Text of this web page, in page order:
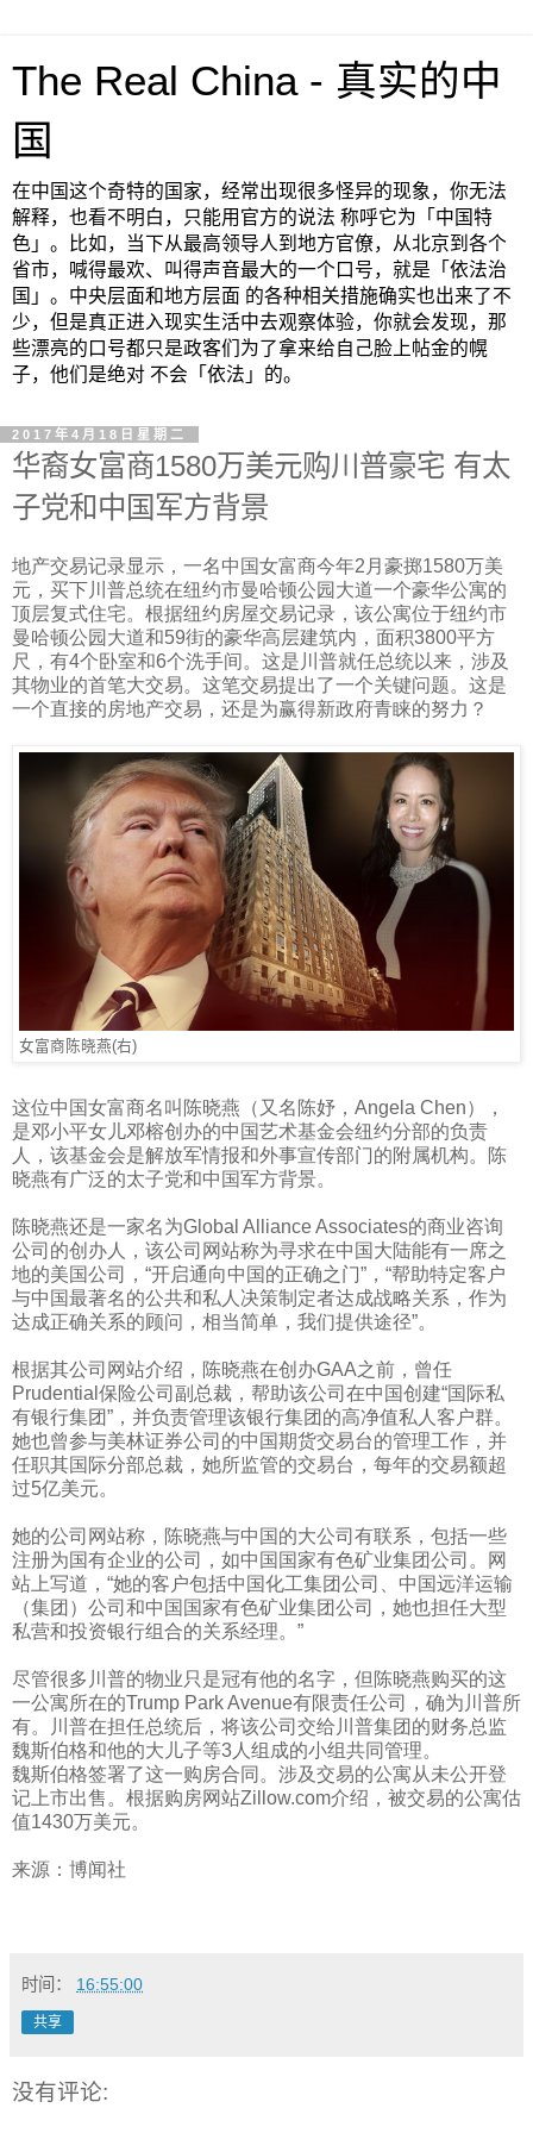
The Real China - 真实的中
国
在中国这个奇特的国家，经常出现很多怪异的现象，你无法
解释，也看不明白，只能用官方的说法 称呼它为「中国特
色」。比如，当下从最高领导人到地方官僚，从北京到各个
省市，喊得最欢、叫得声音最大的一个口号，就是「依法治
国」。中央层面和地方层面 的各种相关措施确实也出来了不
少，但是真正进入现实生活中去观察体验，你就会发现，那
些漂亮的口号都只是政客们为了拿来给自己脸上帖金的幌
子，他们是绝对 不会「依法」的。
2017年4月18日星期二
华裔女富商1580万美元购川普豪宅 有太
子党和中国军方背景
地产交易记录显示，一名中国女富商今年2 月豪掷1580万美
元，买下川普总统在纽约市曼哈顿公园大道一个豪华公寓的
顶层复式住宅。根据纽约房屋交易记录，该公寓位于纽约市
曼哈顿公园大道和59街的豪华高层建筑内，面积3800平方
尺，有4个卧室和6个洗手间。这是川普就任总统以来，涉及
其物业的首笔大交易。这笔交易提出了一个关键问题。这是
一个直接的房地产交易，还是为赢得新政府青睐的努力？
女富商陈晓燕(右)
这位中国女富商名叫陈晓燕（又名陈妤， Angela Chen），
是邓小平女儿邓榕创办的中国艺术基金会纽约分部的负责
人，该基金会是解放军情报和外事宣传部门的附属机构。陈
晓燕有广泛的太子党和中国军方背景。
陈晓燕还是一家名为Global Alliance Associates的商业咨询
公司的创办人，该公司网站称为寻求在中国大陆能有一席之
地的美国公司，“开启通向中国的正确之门”，“帮助特定客户
与中国最著名的公共和私人决策制定者达成战略关系，作为
达成正确关系的顾问，相当简单，我们提供途径”。
根据其公司网站介绍，陈晓燕在创办GAA之前，曾任
Prudential 保险公司副总裁，帮助该公司在中国创建“国际私
有银行集团”，并负责管理该银行集团的高净值私人客户群。
她也曾参与美林证券公司的中国期货交易台的管理工作，并
任职其国际分部总裁，她所监管的交易台，每年的交易额超
过5亿美元。
她的公司网站称，陈晓燕与中国的大公司有联系，包括一些
注册为国有企业的公司，如中国国家有色矿业集团公司。网
站上写道，“她的客户包括中国化工集团公司、中国远洋运输
（集团）公司和中国国家有色矿业集团公司，她也担任大型
私营和投资银行组合的关系经理。”
尽管很多川普的物业只是冠有他的名字，但陈晓燕购买的这
一公寓所在的Trump Park Avenue有限责任公司，确为川普所
有。川普在担任总统后，将该公司交给川普集团的财务总监
魏斯伯格和他的大儿子等3 人组成的小组共同管理。
魏斯伯格签署了这一购房合同。涉及交易的公寓从未公开登
记上市出售。根据购房网站Zillow.com介绍，被交易的公寓估
值1430万美元。
来源：博闻社
时间： 16:55:00
共享
没有评论: